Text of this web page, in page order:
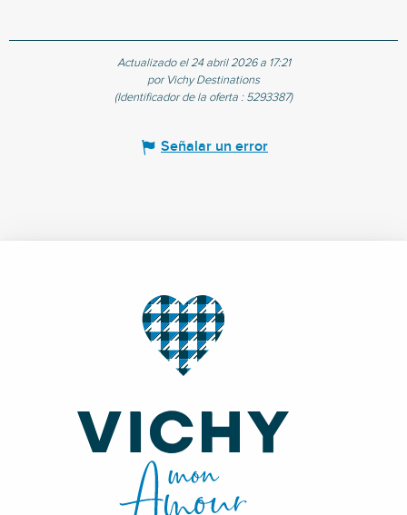
Actualizado el 24 abril 2026 a 17:21
por Vichy Destinations
(Identificador de la oferta : 5293387)
Señalar un error